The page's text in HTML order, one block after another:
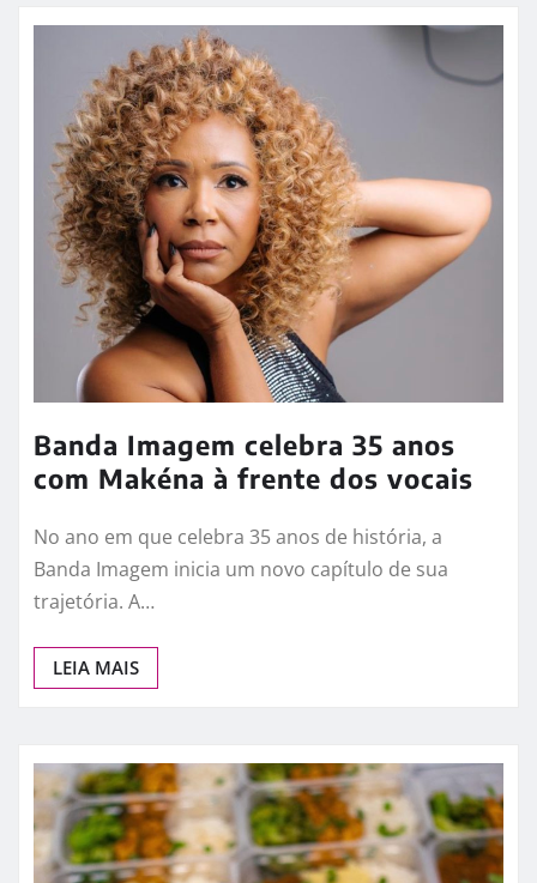
Exame toxicológico para a
primeira CNH gera denúncias de
cortes excessivos de cabelo e
revolta entre candidatas
A exigência do exame toxicológico para quem
pretende obter a primeira Carteira Nacional de
Habilitação (CNH) nas categorias A e…
LEIA MAIS
Banda Imagem celebra 35 anos
com Makéna à frente dos vocais